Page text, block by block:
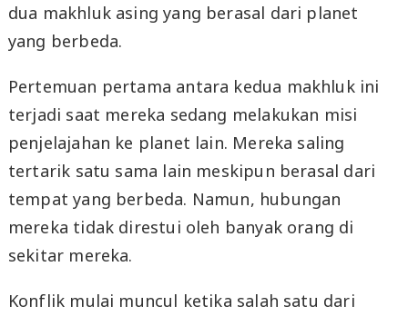
dua makhluk asing yang berasal dari planet
yang berbeda.
Pertemuan pertama antara kedua makhluk ini
terjadi saat mereka sedang melakukan misi
penjelajahan ke planet lain. Mereka saling
tertarik satu sama lain meskipun berasal dari
tempat yang berbeda. Namun, hubungan
mereka tidak direstui oleh banyak orang di
sekitar mereka.
Konflik mulai muncul ketika salah satu dari